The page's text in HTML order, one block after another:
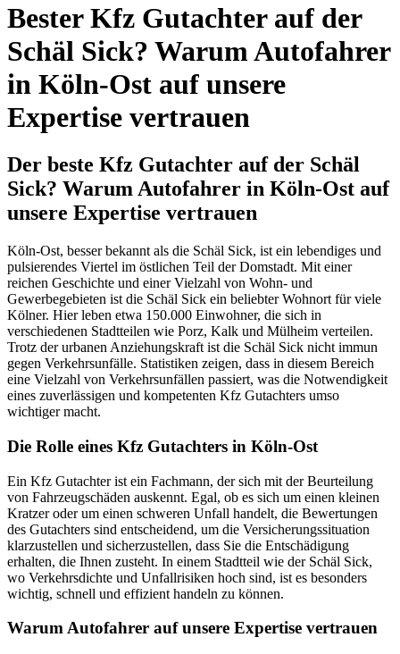
Bester Kfz Gutachter auf der
Schäl Sick? Warum Autofahrer
in Köln-Ost auf unsere
Expertise vertrauen
Der beste Kfz Gutachter auf der Schäl
Sick? Warum Autofahrer in Köln-Ost auf
unsere Expertise vertrauen
Köln-Ost, besser bekannt als die Schäl Sick, ist ein lebendiges und
pulsierendes Viertel im östlichen Teil der Domstadt. Mit einer
reichen Geschichte und einer Vielzahl von Wohn- und
Gewerbegebieten ist die Schäl Sick ein beliebter Wohnort für viele
Kölner. Hier leben etwa 150.000 Einwohner, die sich in
verschiedenen Stadtteilen wie Porz, Kalk und Mülheim verteilen.
Trotz der urbanen Anziehungskraft ist die Schäl Sick nicht immun
gegen Verkehrsunfälle. Statistiken zeigen, dass in diesem Bereich
eine Vielzahl von Verkehrsunfällen passiert, was die Notwendigkeit
eines zuverlässigen und kompetenten Kfz Gutachters umso
wichtiger macht.
Die Rolle eines Kfz Gutachters in Köln-Ost
Ein Kfz Gutachter ist ein Fachmann, der sich mit der Beurteilung
von Fahrzeugschäden auskennt. Egal, ob es sich um einen kleinen
Kratzer oder um einen schweren Unfall handelt, die Bewertungen
des Gutachters sind entscheidend, um die Versicherungssituation
klarzustellen und sicherzustellen, dass Sie die Entschädigung
erhalten, die Ihnen zusteht. In einem Stadtteil wie der Schäl Sick,
wo Verkehrsdichte und Unfallrisiken hoch sind, ist es besonders
wichtig, schnell und effizient handeln zu können.
Warum Autofahrer auf unsere Expertise vertrauen